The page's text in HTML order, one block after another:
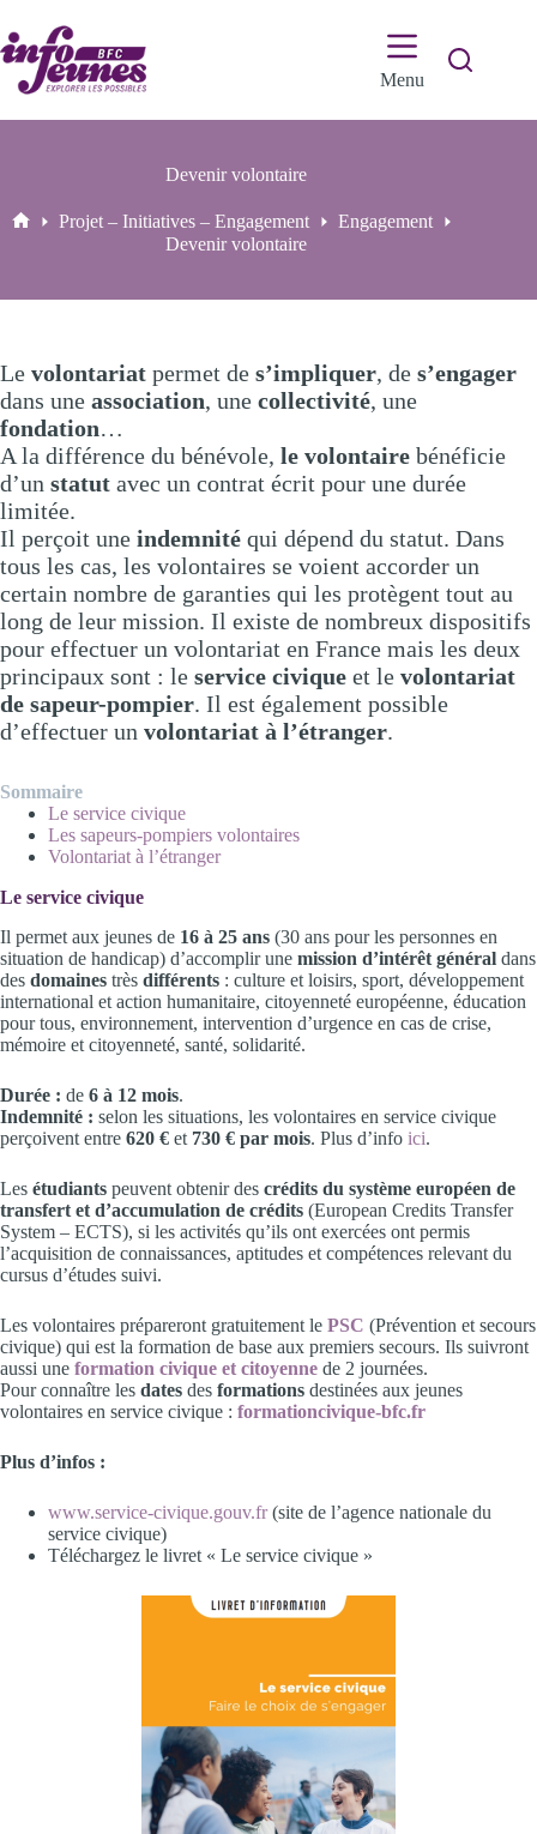
au
contenu
Menu
Devenir volontaire
Projet – Initiatives – Engagement
Engagement
Devenir volontaire
Le volontariat permet de s’impliquer, de s’engager
dans une association, une collectivité, une
fondation…
A la différence du bénévole, le volontaire bénéficie
d’un statut avec un contrat écrit pour une durée
limitée.
Il perçoit une indemnité qui dépend du statut. Dans
tous les cas, les volontaires se voient accorder un
certain nombre de garanties qui les protègent tout au
long de leur mission. Il existe de nombreux dispositifs
pour effectuer un volontariat en France mais les deux
principaux sont : le service civique et le volontariat
de sapeur-pompier. Il est également possible
d’effectuer un volontariat à l’étranger.
Sommaire
Le service civique
Les sapeurs-pompiers volontaires
Volontariat à l’étranger
Le service civique
Il permet aux jeunes de 16 à 25 ans (30 ans pour les personnes en
situation de handicap) d’accomplir une mission d’intérêt général dans
des domaines très différents : culture et loisirs, sport, développement
international et action humanitaire, citoyenneté européenne, éducation
pour tous, environnement, intervention d’urgence en cas de crise,
mémoire et citoyenneté, santé, solidarité.
Durée : de 6 à 12 mois.
Indemnité : selon les situations, les volontaires en service civique
perçoivent entre 620 € et 730 € par mois. Plus d’info ici.
Les étudiants peuvent obtenir des crédits du système européen de
transfert et d’accumulation de crédits (European Credits Transfer
System – ECTS), si les activités qu’ils ont exercées ont permis
l’acquisition de connaissances, aptitudes et compétences relevant du
cursus d’études suivi.
Les volontaires prépareront gratuitement le PSC (Prévention et secours
civique) qui est la formation de base aux premiers secours. Ils suivront
aussi une formation civique et citoyenne de 2 journées.
Pour connaître les dates des formations destinées aux jeunes
volontaires en service civique : formationcivique-bfc.fr
Plus d’infos :
www.service-civique.gouv.fr(site de l’agence nationale du
service civique)
Téléchargez le livret « Le service civique »